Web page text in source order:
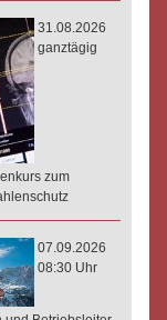
31.08.2026
ganztägig
zum
07.09.2026
08:30 Uhr